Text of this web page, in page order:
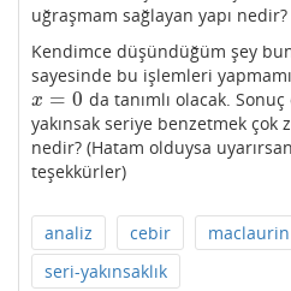
uğraşmam sağlayan yapı nedir?
Kendimce düşündüğüm şey
sayesinde bu işlemleri
x = 0
x= 0
da tanımlı olacak.
yakınsak seriye benzetmek çok
nedir? (Hatam olduysa
teşekkürler)
analiz cebir maclaurin
seri-yakınsaklık